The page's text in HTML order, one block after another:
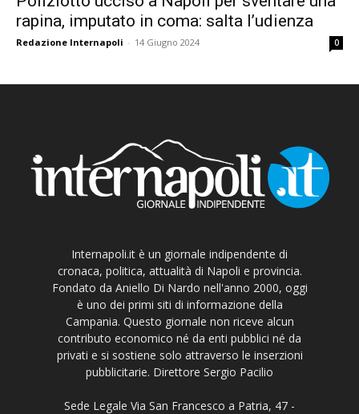
rapina, imputato in coma: salta l’udienza
Redazione Internapoli - 14 Giugno 2024 0
Internapoli.it è un giornale indipendente di
cronaca, politica, attualità di Napoli e provincia.
Fondato da Aniello Di Nardo nell'anno 2000, oggi
è uno dei primi siti di informazione della
Campania. Questo giornale non riceve alcun
contributo economico né da enti pubblici né da
privati e si sostiene solo attraverso le inserzioni
pubblicitarie. Direttore Sergio Pacilio
Sede Legale Via San Francesco a Patria, 47 -